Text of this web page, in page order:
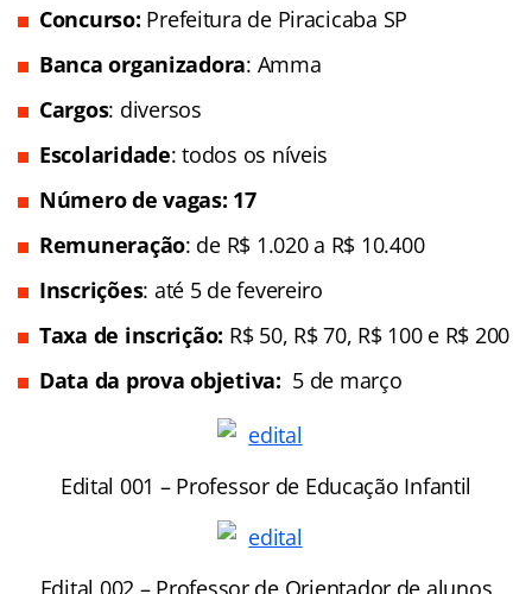
Concurso: Prefeitura de Piracicaba SP
Banca organizadora: Amma
Cargos: diversos
Escolaridade: todos os níveis
Número de vagas: 17
Remuneração: de R$ 1.020 a R$ 10.400
Inscrições: até 5 de fevereiro
Taxa de inscrição: R$ 50, R$ 70, R$ 100 e R$ 200
Data da prova objetiva: 5 de março
Edital 001 – Professor de Educação Infantil
Edital 002 – Professor de Orientador de alunos